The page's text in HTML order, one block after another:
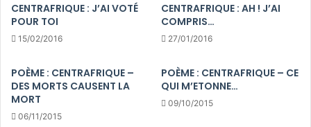
CENTRAFRIQUE : J’AI VOTÉ
POUR TOI
15/02/2016
CENTRAFRIQUE : AH ! J’AI
COMPRIS…
27/01/2016
POÈME : CENTRAFRIQUE –
DES MORTS CAUSENT LA
MORT
06/11/2015
POÈME : CENTRAFRIQUE – CE
QUI M’ETONNE…
09/10/2015